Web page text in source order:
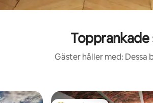
Gäster håller med: